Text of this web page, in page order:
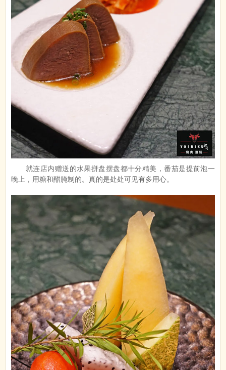
就连店内赠送的水果拼盘摆盘都十分精美，番茄是提前泡一
晚上，用糖和醋腌制的。真的是处处可见有多用心。